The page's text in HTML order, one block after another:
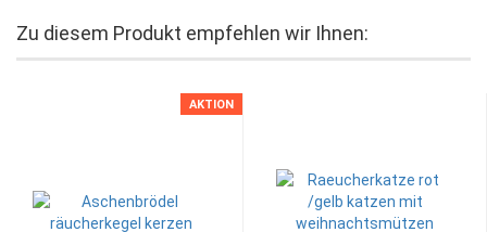
Zu diesem Produkt empfehlen wir Ihnen:
AKTION